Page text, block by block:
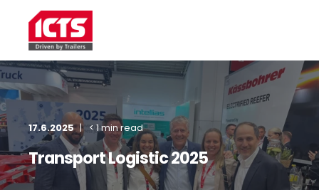
17.6.2025 < 1 min read
Transport Logistic 2025